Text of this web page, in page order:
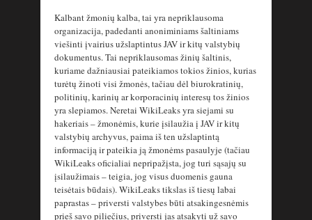
Kalbant žmonių kalba, tai yra nepriklausoma
organizacija, padedanti anoniminiams šaltiniams
viešinti įvairius užslaptintus JAV ir kitų valstybių
dokumentus. Tai nepriklausomas žinių šaltinis,
kuriame dažniausiai pateikiamos tokios žinios, kurias
turėtų žinoti visi žmonės, tačiau dėl biurokratinių,
politinių, karinių ar korporacinių interesų tos žinios
yra slepiamos. Neretai WikiLeaks yra siejami su
hakeriais – žmonėmis, kurie įsilaužia į JAV ir kitų
valstybių archyvus, paima iš ten užslaptintą
informaciją ir pateikia ją žmonėms pasaulyje (tačiau
WikiLeaks oficialiai nepripažįsta, jog turi sąsajų su
įsilaužimais – teigia, jog visus duomenis gauna
teisėtais būdais). WikiLeaks tikslas iš tiesų labai
paprastas – priversti valstybes būti atsakingesnėmis
prieš savo piliečius, priversti jas atsakyti už savo